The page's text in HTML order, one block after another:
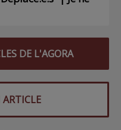
DE L'AGORA
ARTICLE